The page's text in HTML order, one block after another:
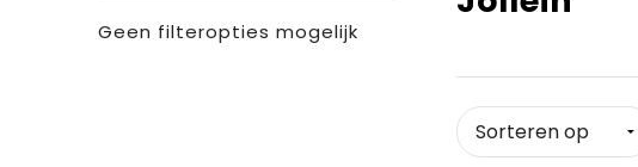
Geen filteropties mogelijk